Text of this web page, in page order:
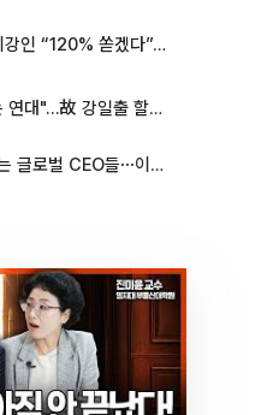
AT마드리드 ‘7번’ 이강인 “120% 쏟겠다”⋯시메오네 감독 “필요한 선수”
추미애 "우리 목표는 연대"…故 강일출 할머니 흉상 제막
직원 데리고 등산가는 글로벌 CEO들⋯이유 있었네